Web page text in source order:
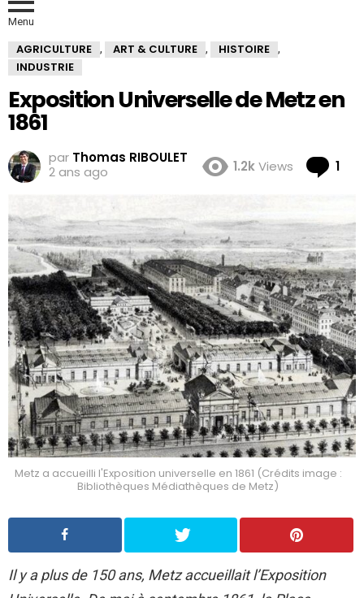
Menu
AGRICULTURE , ART & CULTURE , HISTOIRE ,
INDUSTRIE
Exposition Universelle de Metz en
1861
par Thomas RIBOULET
2 ans ago
1.2kViews 1
Metz a accueilli l'Exposition universelle en 1861 (Crédits image :
Bibliothèques Médiathèques de Metz)
Il y a plus de 150 ans, Metz accueillait l’Exposition